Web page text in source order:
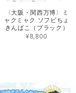
〈大阪・関西万博〉ミ
ャクミャク ソフビちょ
きんばこ（ブラック）
¥8,800